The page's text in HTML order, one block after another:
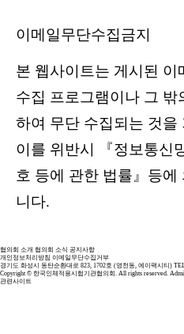
이메일무단수집금지
본 웹사이트는 게시된 이
수집 프로그램이나 그 밖
하여 무단 수집되는 것을
이를 위반시 『정보통신
호 등에 관한 법률』등
니다.
협의회 소개 협의회 소식 공지사항
개인정보처리방침 이메일무단수집거부
경기도 화성시 동탄순환대로 823, 1702호 (영천동, 에이팩시티)
Copyright © 한국인체적용시험기관협의회. All rights reserved.
관련사이트